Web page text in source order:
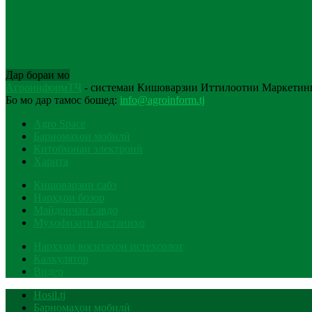
Дар бораи мо
АгроинформТҶ - системаи Кишоварзии Иттилоотии
Бо мо дар тамос бошед: info@agroinform.tj
Agro Space
Барномаҳои мобилӣ
Китобхонаи электронӣ
Харита
Кишоварзии сабз
Нархҳои бозор
Майдончаи савдо
Муҳофизати растаниҳо
Нархҳои воситаҳои истеҳсолот
Калкулятор
Видео
Hosil.tj
Барномаҳои мобилӣ